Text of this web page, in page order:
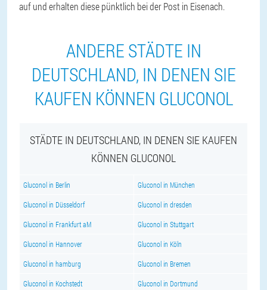
auf und erhalten diese pünktlich bei der Post in Eisenach.
ANDERE STÄDTE IN
DEUTSCHLAND, IN DENEN SIE
KAUFEN KÖNNEN GLUCONOL
STÄDTE IN DEUTSCHLAND, IN DENEN SIE KAUFEN
KÖNNEN GLUCONOL
Gluconol in Berlin Gluconol in München
Gluconol in Düsseldorf Gluconol in dresden
Gluconol in Frankfurt aM Gluconol in Stuttgart
Gluconol in Hannover Gluconol in Köln
Gluconol in hamburg Gluconol in Bremen
Gluconol in Kochstedt Gluconol in Dortmund